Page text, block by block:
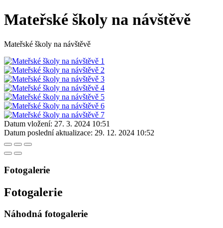
Mateřské školy na návštěvě
Mateřské školy na návštěvě
Datum vložení: 27. 3. 2024 10:51
Datum poslední aktualizace: 29. 12. 2024 10:52
Fotogalerie
Fotogalerie
Náhodná fotogalerie